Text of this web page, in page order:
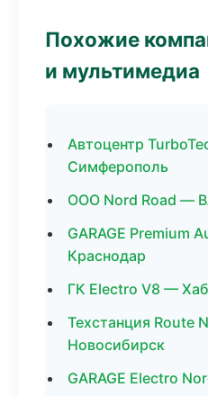
Похожие
и мультимедиа
Автоцентр
Симферополь
ООО Nord Road —
GARAGE Premium
Краснодар
ГК Electro V8 —
Техстанция Route
Новосибирск
GARAGE Electro